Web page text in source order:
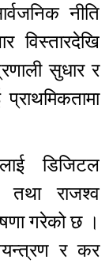
नीति
विस्तारदेखि
सुधार र
प्राथमिकतामा
डिजिटल
तथा राजश्व
गरेको छ ।
र कर